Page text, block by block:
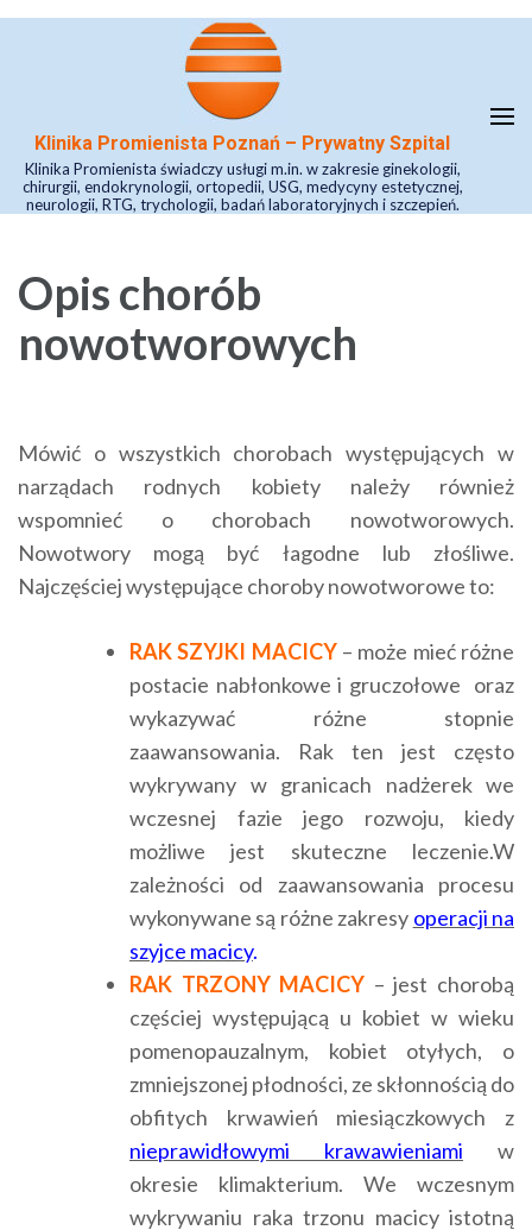
Skip
Enter)Klinika Promienista Poznań – Prywatny Szpital
Klinika Promienista świadczy usługi m.in. w zakresie ginekologii,
chirurgii, endokrynologii, ortopedii, USG, medycyny estetycznej,
neurologii, RTG, trychologii, badań laboratoryjnych i szczepień.
Opis chorób
nowotworowych
Mówić o wszystkich chorobach występujących w
narządach rodnych kobiety należy również
wspomnieć o chorobach nowotworowych.
Nowotwory mogą być łagodne lub złośliwe.
Najczęściej występujące choroby nowotworowe to:
RAK SZYJKI MACICY– może mieć różne
postacie nabłonkowe i gruczołowe oraz
wykazywać różne stopnie
zaawansowania. Rak ten jest często
wykrywany w granicach nadżerek we
wczesnej fazie jego rozwoju, kiedy
możliwe jest skuteczne leczenie.W
zależności od zaawansowania procesu
wykonywane są różne zakresy operacji na
szyjce macicy.
RAK TRZONY MACICY – jest chorobą
częściej występującą u kobiet w wieku
pomenopauzalnym, kobiet otyłych, o
zmniejszonej płodności, ze skłonnością do
obfitych krwawień miesiączkowych z
nieprawidłowymi krawawieniami w
okresie klimakterium. We wczesnym
wykrywaniu raka trzonu macicy istotną